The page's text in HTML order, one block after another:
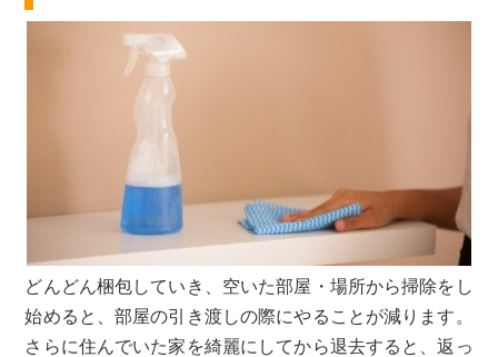
どんどん梱包していき、空いた部屋・場所から掃除をし
始めると、部屋の引き渡しの際にやることが減ります。
さらに住んでいた家を綺麗にしてから退去すると、返っ